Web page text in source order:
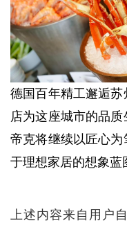
德国百年精工邂逅
店为这座城市的品
帝克将继续以匠心
于理想家居的想象蓝
上述内容来自用户